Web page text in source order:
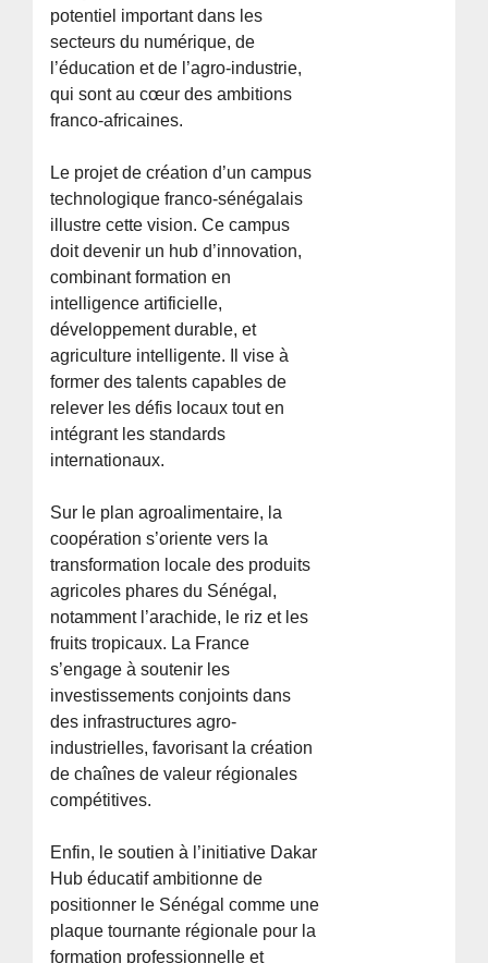
potentiel important dans les
secteurs du numérique, de
l’éducation et de l’agro-industrie,
qui sont au cœur des ambitions
franco-africaines.
Le projet de création d’un campus
technologique franco-sénégalais
illustre cette vision. Ce campus
doit devenir un hub d’innovation,
combinant formation en
intelligence artificielle,
développement durable, et
agriculture intelligente. Il vise à
former des talents capables de
relever les défis locaux tout en
intégrant les standards
internationaux.
Sur le plan agroalimentaire, la
coopération s’oriente vers la
transformation locale des produits
agricoles phares du Sénégal,
notamment l’arachide, le riz et les
fruits tropicaux. La France
s’engage à soutenir les
investissements conjoints dans
des infrastructures agro-
industrielles, favorisant la création
de chaînes de valeur régionales
compétitives.
Enfin, le soutien à l’initiative Dakar
Hub éducatif ambitionne de
positionner le Sénégal comme une
plaque tournante régionale pour la
formation professionnelle et